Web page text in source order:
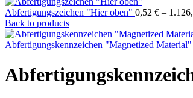
Abfertigungszeichen "Hier oben" 0,52 € –
Back to products
Abfertigungskennzeichen "Magnetized